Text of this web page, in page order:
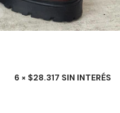
6 × $28.317 SIN INTERÉS